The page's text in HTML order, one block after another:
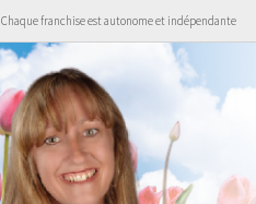
Chaque franchise est autonome et indépendante